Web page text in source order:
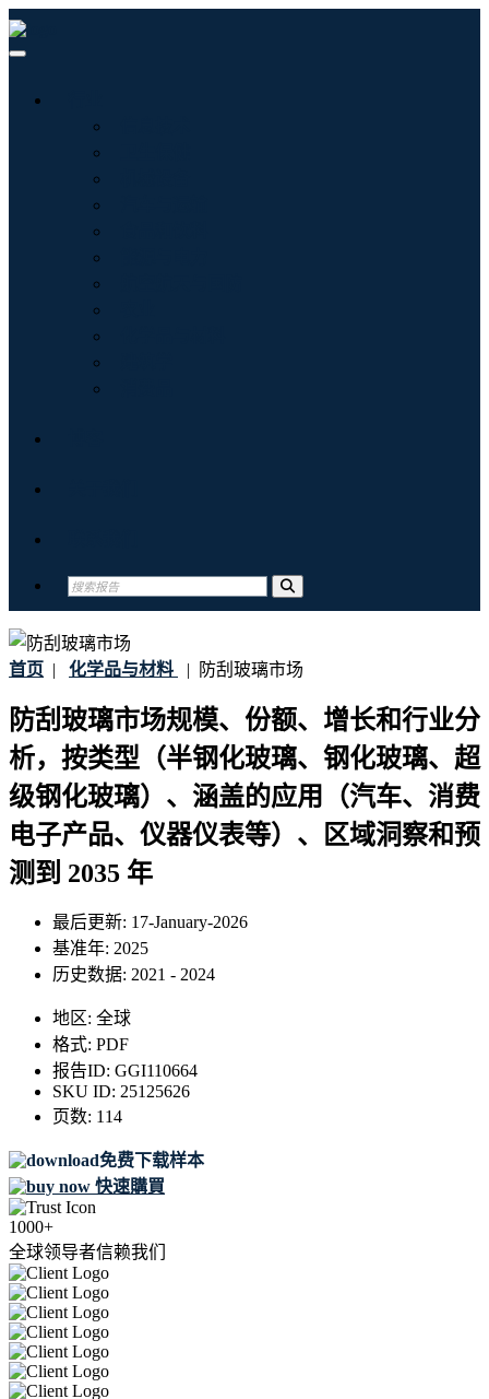
首页 | 化学品与材料 | 防刮玻璃市场
防刮玻璃市场规模、份额、增长和行业分
析，按类型（半钢化玻璃、钢化玻璃、超
级钢化玻璃）、涵盖的应用（汽车、消费
电子产品、仪器仪表等）、区域洞察和预
测到 2035 年
最后更新: 17-January-2026
基准年: 2025
历史数据: 2021 - 2024
地区: 全球
格式: PDF
报告ID: GGI110664
SKU ID: 25125626
页数: 114
免费下载样本
快速購買
1000+
全球领导者信赖我们